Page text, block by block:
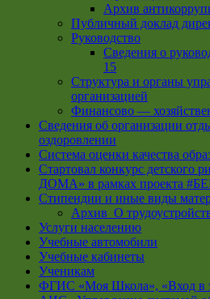
Архив
Публичный доклад
Руководство
Cведения о
15
Структура и органы
организацией
Финансово —
Сведения об организации
оздоровлении
Система оценки качества
Стартовал конкурс
ДОМА» в рамках проекта
Стипендии и иные виды
Архив_О
Услуги населению
Учебные автомобили
Учебные кабинеты
Ученикам
ФГИС «Моя Школа», «Вход в